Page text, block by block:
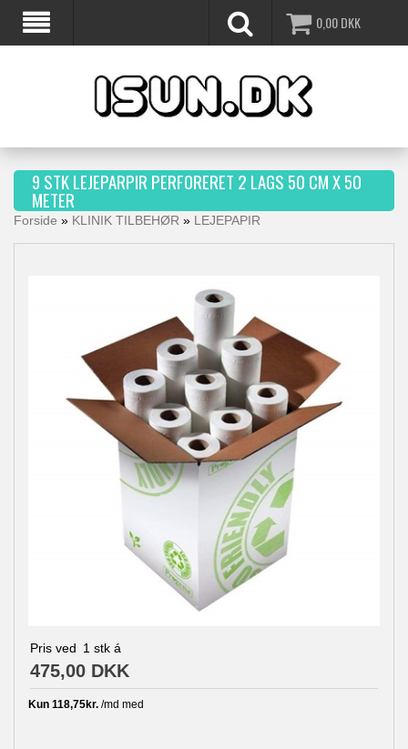
0,00DKK
9 STK LEJEPARPIR PERFORERET 2 LAGS 50 CM X 50
METER
Forside » KLINIK TILBEHØR » LEJEPAPIR
Pris ved 1 stk á
475,00 DKK